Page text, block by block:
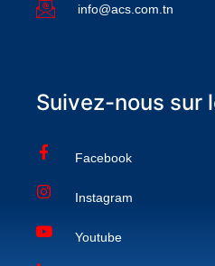
info@acs.com.tn
Suivez-nous sur
Facebook
Instagram
Youtube